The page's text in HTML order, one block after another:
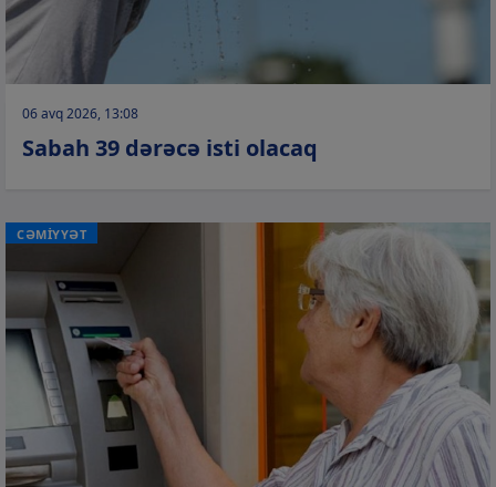
06 avq 2026, 13:08
Sabah 39 dərəcə isti olacaq
CƏMİYYƏT